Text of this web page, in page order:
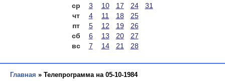
ср
3 10 17 24
31
чт
4 11 18
25
пт
5 12 19
26
сб
6 13 20
27
вс
7 14 21 28
Главная » Телепрограмма на 05-10-1984